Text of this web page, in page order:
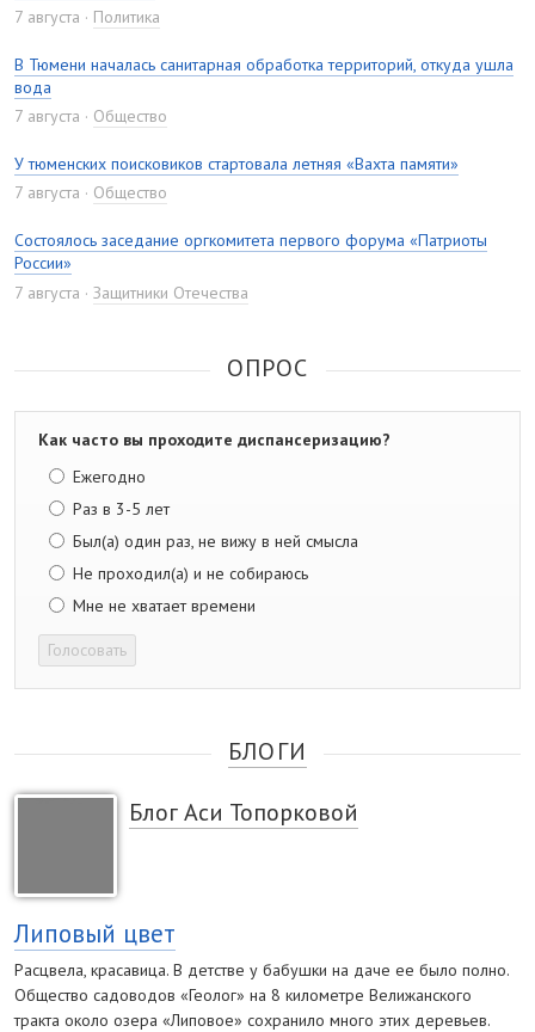
7 августа
Политика
В Тюмени началась санитарная обработка территорий, откуда ушла
вода
7 августа
Общество
У тюменских поисковиков стартовала летняя «Вахта памяти»
7 августа
Общество
Состоялось заседание оргкомитета первого форума «Патриоты
России»
7 августа
Защитники Отечества
ОПРОС
Как часто вы проходите диспансеризацию?
Ежегодно
Раз в 3-5 лет
Был(а) один раз, не вижу в ней смысла
Не проходил(а) и не собираюсь
Мне не хватает времени
Голосовать
БЛОГИ
Блог Аси Топорковой
Липовый цвет
Расцвела, красавица. В детстве у бабушки на даче ее было полно.
Общество садоводов «Геолог» на 8 километре Велижанского
тракта около озера «Липовое» сохранило много этих деревьев.